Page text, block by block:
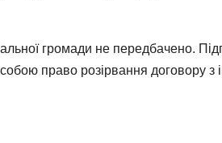
громади не передбачено.
право розірвання договору